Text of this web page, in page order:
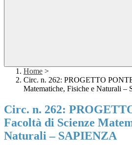
Home >
Circ. n. 262: PROGETTO
Matematiche, Fisiche e Naturali –
Circ. n. 262:
Facoltà di Scienze
Naturali – SAPIENZA